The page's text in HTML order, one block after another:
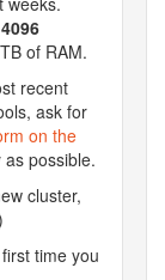
4096
of RAM.
recent
ask for
on the
possible.
cluster,
time you